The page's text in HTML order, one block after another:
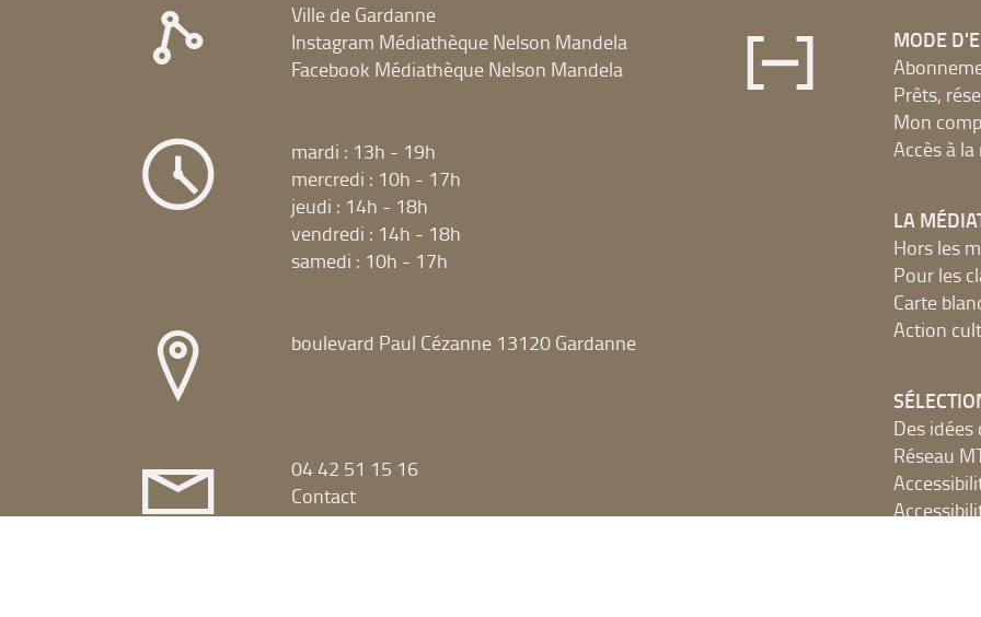
Ville de Gardanne
Instagram Médiathèque Nelson Mandela
Facebook Médiathèque Nelson Mandela
mardi : 13h - 19h
mercredi : 10h - 17h
jeudi : 14h - 18h
vendredi : 14h - 18h
samedi : 10h - 17h
boulevard Paul Cézanne 13120 Gardanne
04 42 51 15 16
Contact
MODE
Prêts,
Mon
Accès à
LA
Hors les
Pour les
Carte
Action
Des idées
Réseau